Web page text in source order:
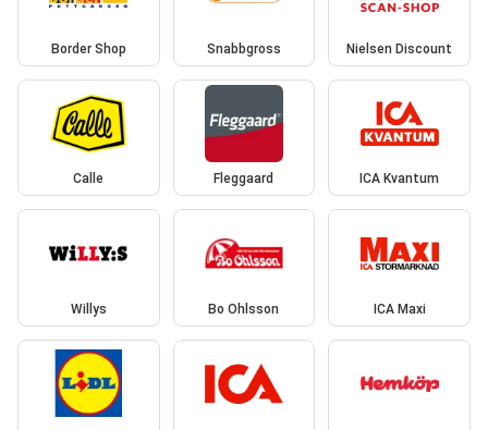
Border Shop Snabbgross Nielsen Discount
Calle Fleggaard ICA Kvantum
Willys Bo Ohlsson ICA Maxi